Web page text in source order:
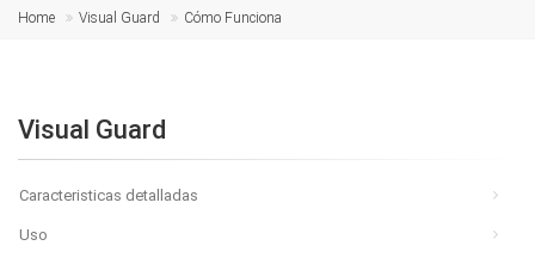
Home Visual Guard Cómo Funciona
Visual Guard
Caracteristicas detalladas
Uso